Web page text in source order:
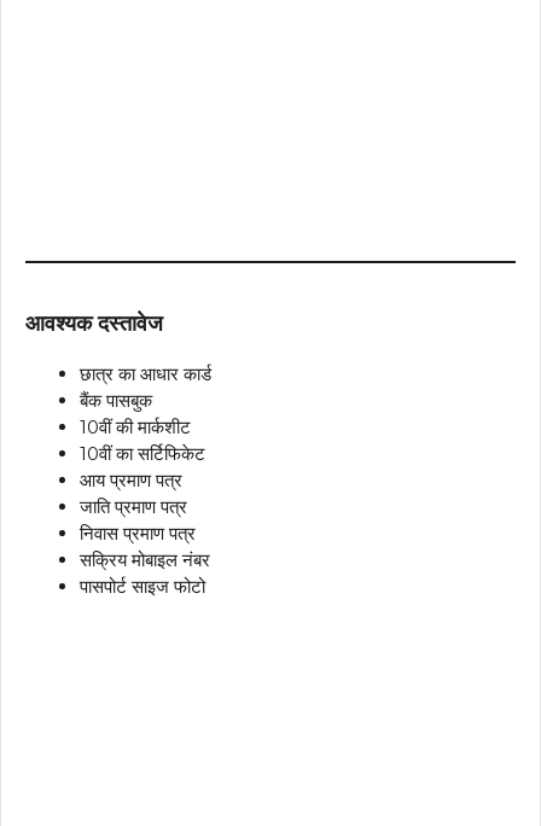
आवश्यक दस्तावेज
छात्र का आधार कार्ड
बैंक पासबुक
10वीं की मार्कशीट
10वीं का सर्टिफिकेट
आय प्रमाण पत्र
जाति प्रमाण पत्र
निवास प्रमाण पत्र
सक्रिय मोबाइल नंबर
पासपोर्ट साइज फोटो